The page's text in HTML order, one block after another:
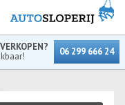
06 299 666 24